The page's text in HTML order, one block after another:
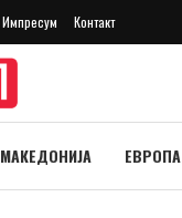
Импресум Контакт
МАКЕДОНИЈА ЕВРОПА